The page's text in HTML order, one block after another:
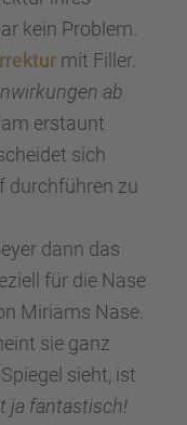
kein Problem.
mit Filler.
ab
erstaunt
sich
durch­füh­ren zu
dann das
für die Nase
Miriams Nase.
sie ganz
sieht, ist
ja fantas­tisch!